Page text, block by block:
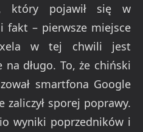
który pojawił się w
fakt – pierwsze miejsce
w tej chwili jest
długo. To, że chiński
smartfona Google
zaliczył sporej poprawy.
wyniki poprzedników i